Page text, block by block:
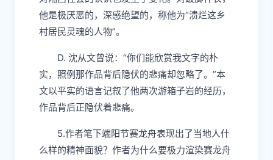
他是极厌恶的，深感绝望的，称他为“溃烂这乡
村居民灵魂的人物”。
D. 沈从文曾说：“你们能欣赏我文字的朴
实，照例那作品背后隐伏的悲痛却忽略了。”本
文以平实的语言记叙了他两次游箱子岩的经历，
作品背后正隐伏着悲痛。
5.作者笔下端阳节赛龙舟表现出了当地人什
么样的精神面貌？作者为什么要极力渲染赛龙舟